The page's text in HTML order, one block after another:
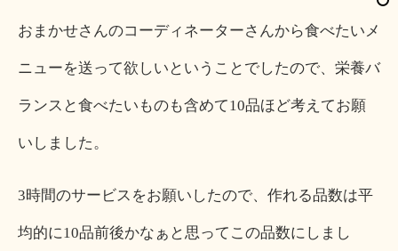
おまかせさんのコーディネーターさんから食べたいメ
ニューを送って欲しいということでしたので、栄養バ
ランスと食べたいものも含めて10品ほど考えてお願
いしました。
3時間のサービスをお願いしたので、作れる品数は平
均的に10品前後かなぁと思ってこの品数にしまし